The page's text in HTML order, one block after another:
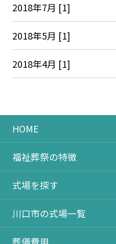
2018年7月 [1]
2018年5月 [1]
2018年4月 [1]
HOME
福祉葬祭の特徴
式場を探す
川口市の式場一覧